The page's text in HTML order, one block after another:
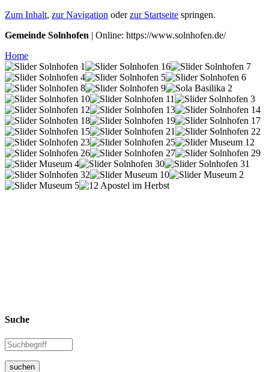
Zum Inhalt, zur Navigation oderzur Startseite springen.
Gemeinde Solnhofen | Online: https://www.solnhofen.de/
Home
Suche
suchen